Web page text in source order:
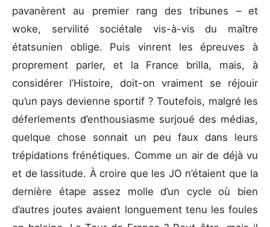
pavanèrent au premier rang des tribunes – et
woke, servilité sociétale vis-à-vis du maître
étatsunien oblige. Puis vinrent les épreuves à
proprement parler, et la France brilla, mais, à
considérer l’Histoire, doit-on vraiment se réjouir
qu’un pays devienne sportif ? Toutefois, malgré les
déferlements d’enthousiasme surjoué des médias,
quelque chose sonnait un peu faux dans leurs
trépidations frénétiques. Comme un air de déjà vu
et de lassitude. À croire que les JO n’étaient que la
dernière étape assez molle d’un cycle où bien
d’autres joutes avaient longuement tenu les foules